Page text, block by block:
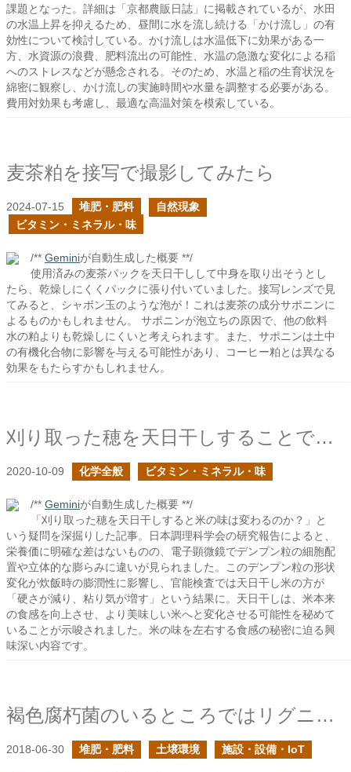
課題となった。詳細は「京都農販日誌」に掲載されているが、水田
の水温上昇を抑えるため、昼間に水を流し続ける「かけ流し」の有
効性について検討している。かけ流しは水温低下に効果がある一
方、水資源の浪費、肥料流出の可能性、水温の急激な変化による稲
へのストレスなどが懸念される。そのため、水温と稲の生育状況を
綿密に観察し、かけ流しの実施時間や水量を調整する必要がある。
費用対効果も考慮し、最適な高温対策を模索している。
麦茶粕を接写で撮影してみたら
2024-07-15 堆肥・肥料
自然現象
ビタミン・ミネラル・味
/** Geminiが自動生成した概要 **/
使用済みの麦茶パックを天日干しして中身を取り出そうとし
たら、乾燥しにくくパックに張り付いていました。接写レンズで見
てみると、シャボン玉のような泡が！これは麦茶の成分サポニンに
よるものかもしれません。 サポニンが泡立ちの原因で、他の飲料
水の粕よりも乾燥しにくいと考えられます。また、サポニンは土中
の有機化合物に影響を与える可能性があり、コーヒー粕とは異なる
効果をもたらすかもしれません。
刈り取った穂を天日干しすることで味は変わるのか？
2020-10-09 化学全般 ビタミン・ミネラル・味
/** Geminiが自動生成した概要 **/
「刈り取った穂を天日干しすると米の味は変わるのか？」と
いう疑問を深掘りした記事。日本調理科学会の研究報告によると、
栄養価に明確な差はないものの、電子顕微鏡でデンプン粒の細胞配
置や立体的な膨らみに違いが見られました。このデンプン粒の形状
変化が炊飯時の膨潤性に影響し、官能検査では天日干し米の方が
「硬さが減り、粘り気が増す」という結果に。天日干しは、米本来
の食感を向上させ、より美味しい米へと変化させる可能性を秘めて
いることが示唆されました。米の味を左右する食感の秘密に迫る興
味深い内容です。
褐色腐朽菌のいるところではリグニンはどうなるか？
2018-06-30 堆肥・肥料 土壌環境 施設・設備・IoT